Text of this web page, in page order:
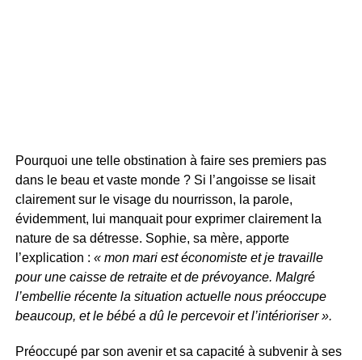
Pourquoi une telle obstination à faire ses premiers pas
dans le beau et vaste monde ? Si l’angoisse se lisait
clairement sur le visage du nourrisson, la parole,
évidemment, lui manquait pour exprimer clairement la
nature de sa détresse. Sophie, sa mère, apporte
l’explication : « mon mari est économiste et je travaille
pour une caisse de retraite et de prévoyance. Malgré
l’embellie récente la situation actuelle nous préoccupe
beaucoup, et le bébé a dû le percevoir et l’intérioriser ».
Préoccupé par son avenir et sa capacité à subvenir à ses